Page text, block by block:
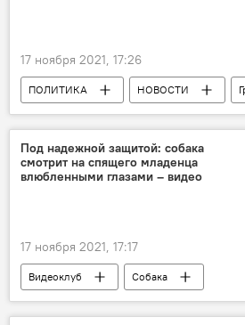
17 ноября 2021, 17:26
ПОЛИТИКА НОВОСТИ
Михаил Саакашвили
Ираклий
Голодовка
Под надежной защитой: собака
смотрит на спящего младенца
влюбленными глазами – видео
17 ноября 2021, 17:17
Видеоклуб
Собака
Видео с животными
Вирусные